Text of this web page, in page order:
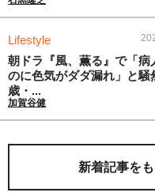
Lifestyle
朝ドラ『風、薫る』で「病
のに色気がダダ漏れ」と騒
歳・...
加賀谷健
新着記事を